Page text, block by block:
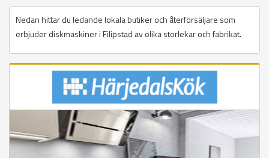
Nedan hittar du ledande lokala butiker och återförsäljare som
erbjuder diskmaskiner i Filipstad av olika storlekar och fabrikat.